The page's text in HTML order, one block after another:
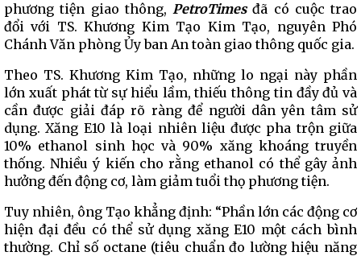
phương tiện giao thông, PetroTimesđã có cuộc trao
đổi với TS. Khương Kim Tạo Kim Tạo, nguyên Phó
Chánh Văn phòng Ủy ban An toàn giao thông quốc gia.
Theo TS. Khương Kim Tạo, những lo ngại này phần
lớn xuất phát từ sự hiểu lầm, thiếu thông tin đầy đủ và
cần được giải đáp rõ ràng để người dân yên tâm sử
dụng. Xăng E10 là loại nhiên liệu được pha trộn giữa
10% ethanol sinh học và 90% xăng khoáng truyền
thống. Nhiều ý kiến cho rằng ethanol có thể gây ảnh
hưởng đến động cơ, làm giảm tuổi thọ phương tiện.
Tuy nhiên, ông Tạo khẳng định: “Phần lớn các động cơ
hiện đại đều có thể sử dụng xăng E10 một cách bình
thường. Chỉ số octane (tiêu chuẩn đo lường hiệu năng